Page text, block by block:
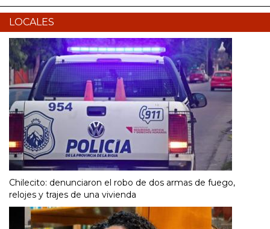
LOCALES
Chilecito: denunciaron el robo de dos armas de fuego,
relojes y trajes de una vivienda